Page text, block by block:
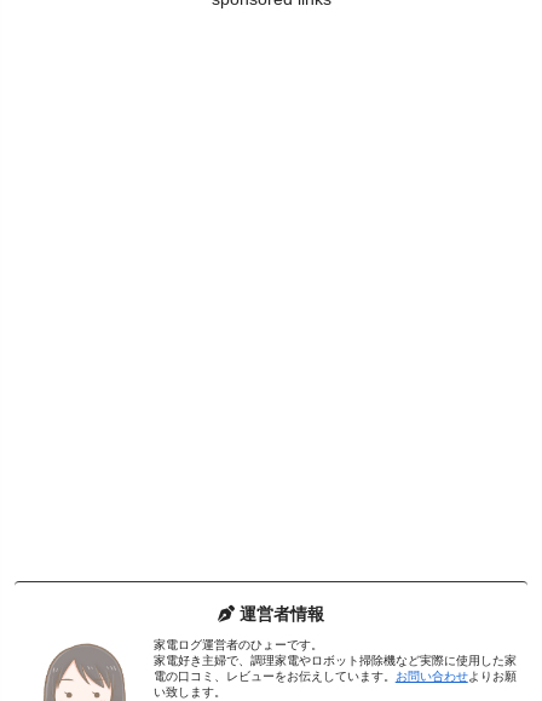
運営者情報
家電ログ運営者のひょーです。
家電好き主婦で、調理家電やロボット掃除機など実際に使用した家
電の口コミ、レビューをお伝えしています。
お問い合わせよりお願
い致します。